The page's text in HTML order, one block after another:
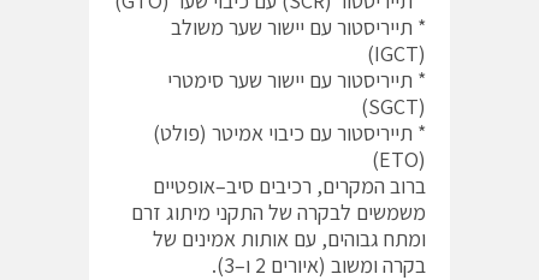
* תייריסטור עם יישור שער משולב
(IGCT)
* תייריסטור עם יישור שער סימטרי
(SGCT)
* תייריסטור עם כיבוי אמיטר (פולט)
(ETO)
ברוב המקרים, רכיבים סיב–אופטיים
משמשים לבקרה של התקני מיתוג זרם
ומתח גבוהים, עם אותות אמינים של
בקרה ומשוב (איורים 2 ו–3).